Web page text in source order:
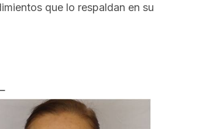
que lo respaldan en su